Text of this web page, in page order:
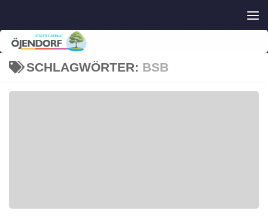
SCHLAGWÖRTER: BSB